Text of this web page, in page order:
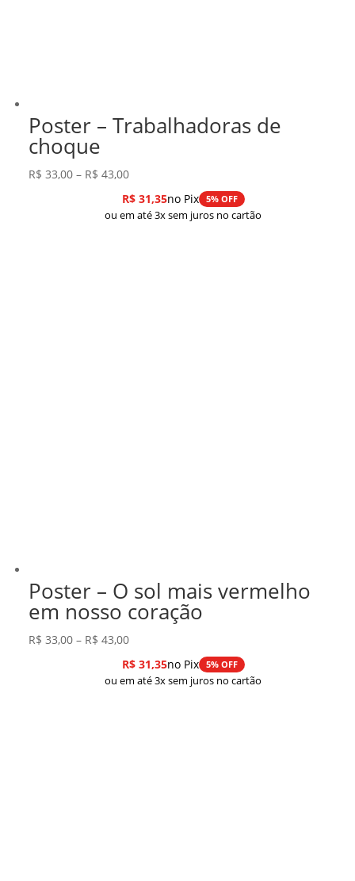
Poster – Trabalhadoras de
choque
R$ 33,00 – R$ 43,00Faixa
de
preço:
R$31,35no Pix 5% OFF
ou em até 3x sem juros no cartão
Poster – O sol mais vermelho
em nosso coração
R$ 33,00 – R$ 43,00Faixa
de
preço:
R$31,35no Pix 5% OFF
ou em até 3x sem juros no cartão